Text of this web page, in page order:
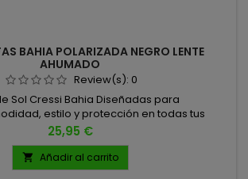
BAHIA POLARIZADA NEGRO LENTE
AHUMADO
Review(s): 0
Sol Cressi Bahia Diseñadas para
estilo y protección en todas tus
libre. Características principales: Cristales
polarizados, anti-UV y con tratamiento
una visión clara y sin reflejos. Protección
mayor higiene y durabilidad.
Precio
25,95 €
 Añadir al carrito